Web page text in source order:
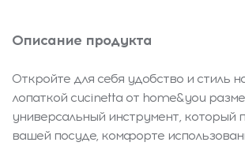
Описание продукта
Откройте для себя удобство и стиль
лопаткой cucinetta от home&you
универсальный инструмент, который
вашей посуде, комфорте